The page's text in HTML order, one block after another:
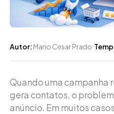
Autor: Mario Cesar Prado
Quando uma campanha
gera contatos, o
anúncio. Em muitos